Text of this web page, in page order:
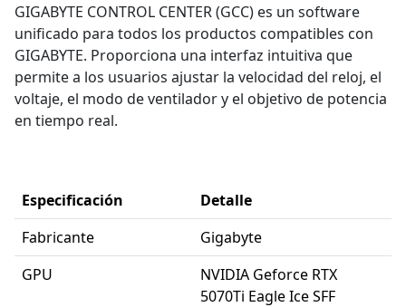
GIGABYTE CONTROL CENTER (GCC) es un software
unificado para todos los productos compatibles con
GIGABYTE. Proporciona una interfaz intuitiva que
permite a los usuarios ajustar la velocidad del reloj, el
voltaje, el modo de ventilador y el objetivo de potencia
en tiempo real.
Especificación
Detalle
Fabricante
Gigabyte
GPU
NVIDIA Geforce RTX
5070Ti Eagle Ice SFF